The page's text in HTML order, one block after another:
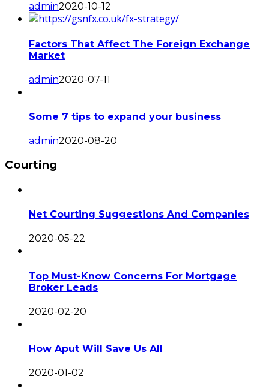
admin2020-10-12
Factors That Affect The Foreign Exchange
Market
admin2020-07-11
Some 7 tips to expand your business
admin2020-08-20
Courting
Net Courting Suggestions And Companies
2020-05-22
Top Must-Know Concerns For Mortgage
Broker Leads
2020-02-20
How Aput Will Save Us All
2020-01-02